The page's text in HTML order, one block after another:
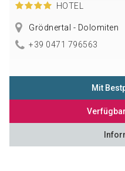
HOTEL
Grödnertal - Dolomiten
+39 0471 796563
Mit